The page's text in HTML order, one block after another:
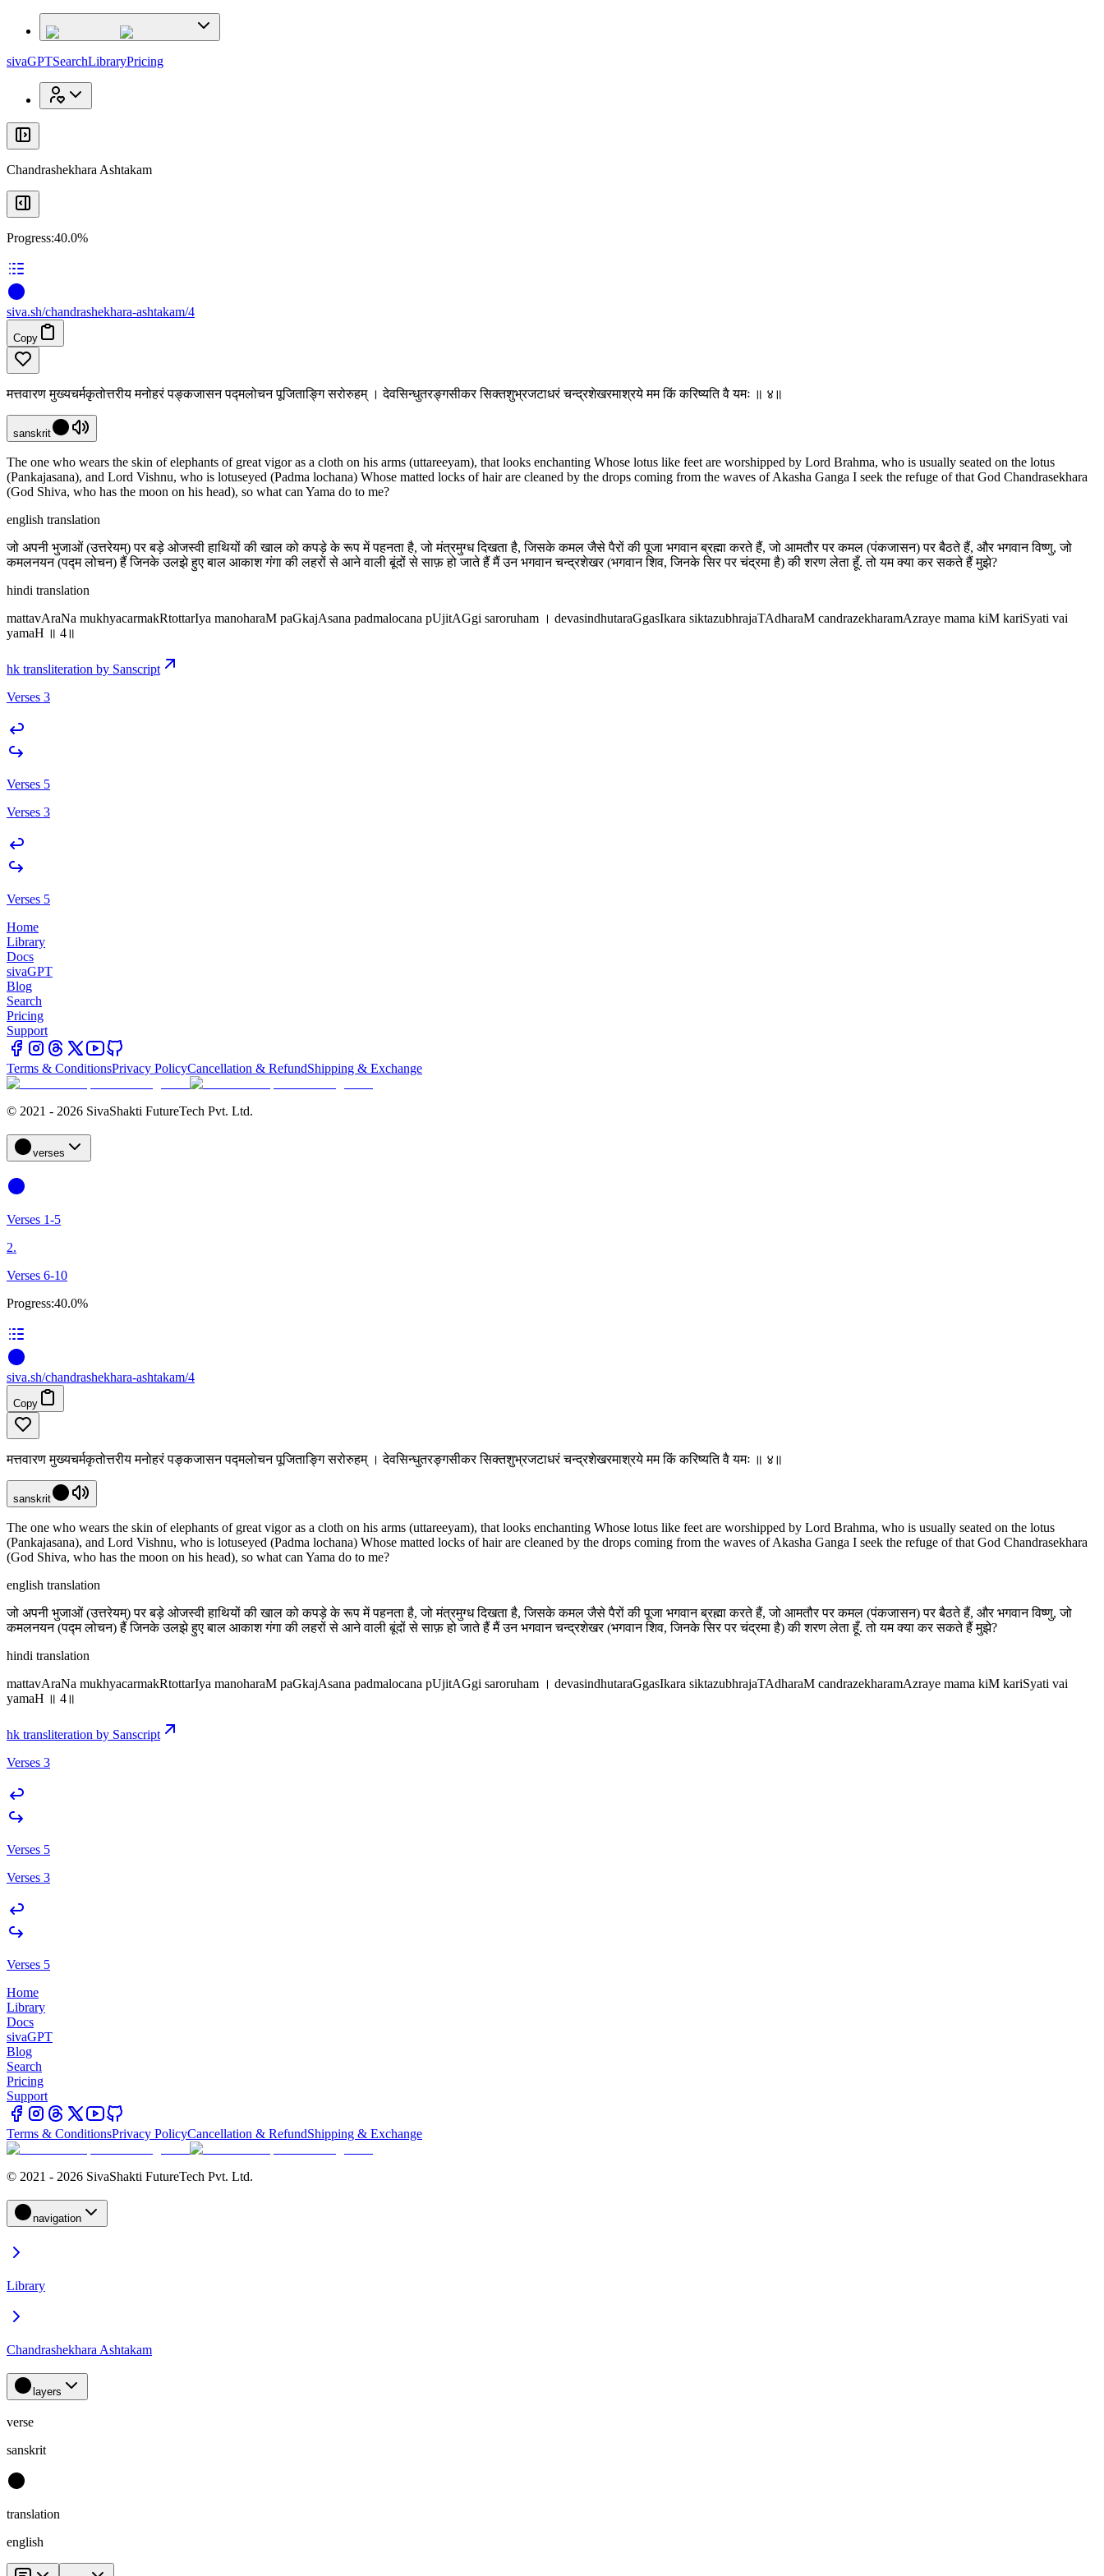
sivaGPTSearchLibraryPricing
Chandrashekhara Ashtakam
Progress:40.0%
siva.sh/chandrashekhara-ashtakam/4
Copy
मत्तवारण मुख्यचर्मकृतोत्तरीय मनोहरं पङ्कजासन पद्मलोचन पूजिताङ्गि सरोरुहम् । देवसिन्धुतरङ्गसीकर सिक्तशुभ्रजटाधरं चन्द्रशेखरमाश्रये मम किं करिष्यति वै यमः ॥ ४॥
sanskrit
The one who wears the skin of elephants of great vigor as a cloth on his arms (uttareeyam), that looks enchanting Whose lotus like feet are worshipped by Lord Brahma, who is usually seated on the lotus
(Pankajasana), and Lord Vishnu, who is lotuseyed (Padma lochana) Whose matted locks of hair are cleaned by the drops coming from the waves of Akasha Ganga I seek the refuge of that God Chandrasekhara
(God Shiva, who has the moon on his head), so what can Yama do to me?
english translation
जो अपनी भुजाओं (उत्तरेयम्) पर बड़े ओजस्वी हाथियों की खाल को कपड़े के रूप में पहनता है, जो मंत्रमुग्ध दिखता है, जिसके कमल जैसे पैरों की पूजा भगवान ब्रह्मा करते हैं, जो आमतौर पर कमल (पंकजासन) पर बैठते हैं, और भगवान विष्णु, जो
कमलनयन (पद्म लोचन) हैं जिनके उलझे हुए बाल आकाश गंगा की लहरों से आने वाली बूंदों से साफ़ हो जाते हैं मैं उन भगवान चन्द्रशेखर (भगवान शिव, जिनके सिर पर चंद्रमा है) की शरण लेता हूँ. तो यम क्या कर सकते हैं मुझे?
hindi translation
mattavAraNa mukhyacarmakRtottarIya manoharaM paGkajAsana padmalocana pUjitAGgi saroruham । devasindhutaraGgasIkara siktazubhrajaTAdharaM candrazekharamAzraye mama kiM kariSyati vai
yamaH ॥ 4॥
hk transliteration by Sanscript
Verses 3
Verses 5
Verses 3
Verses 5
Home
Library
Docs
sivaGPT
Blog
Search
Pricing
Support
Terms & ConditionsPrivacy PolicyCancellation & RefundShipping & Exchange
© 2021 - 2026 SivaShakti FutureTech Pvt. Ltd.
verses
Verses 1-5
2.
Verses 6-10
Progress:40.0%
siva.sh/chandrashekhara-ashtakam/4
Copy
मत्तवारण मुख्यचर्मकृतोत्तरीय मनोहरं पङ्कजासन पद्मलोचन पूजिताङ्गि सरोरुहम् । देवसिन्धुतरङ्गसीकर सिक्तशुभ्रजटाधरं चन्द्रशेखरमाश्रये मम किं करिष्यति वै यमः ॥ ४॥
sanskrit
The one who wears the skin of elephants of great vigor as a cloth on his arms (uttareeyam), that looks enchanting Whose lotus like feet are worshipped by Lord Brahma, who is usually seated on the lotus
(Pankajasana), and Lord Vishnu, who is lotuseyed (Padma lochana) Whose matted locks of hair are cleaned by the drops coming from the waves of Akasha Ganga I seek the refuge of that God Chandrasekhara
(God Shiva, who has the moon on his head), so what can Yama do to me?
english translation
जो अपनी भुजाओं (उत्तरेयम्) पर बड़े ओजस्वी हाथियों की खाल को कपड़े के रूप में पहनता है, जो मंत्रमुग्ध दिखता है, जिसके कमल जैसे पैरों की पूजा भगवान ब्रह्मा करते हैं, जो आमतौर पर कमल (पंकजासन) पर बैठते हैं, और भगवान विष्णु, जो
कमलनयन (पद्म लोचन) हैं जिनके उलझे हुए बाल आकाश गंगा की लहरों से आने वाली बूंदों से साफ़ हो जाते हैं मैं उन भगवान चन्द्रशेखर (भगवान शिव, जिनके सिर पर चंद्रमा है) की शरण लेता हूँ. तो यम क्या कर सकते हैं मुझे?
hindi translation
mattavAraNa mukhyacarmakRtottarIya manoharaM paGkajAsana padmalocana pUjitAGgi saroruham । devasindhutaraGgasIkara siktazubhrajaTAdharaM candrazekharamAzraye mama kiM kariSyati vai
yamaH ॥ 4॥
hk transliteration by Sanscript
Verses 3
Verses 5
Verses 3
Verses 5
Home
Library
Docs
sivaGPT
Blog
Search
Pricing
Support
Terms & ConditionsPrivacy PolicyCancellation & RefundShipping & Exchange
© 2021 - 2026 SivaShakti FutureTech Pvt. Ltd.
navigation
Library
Chandrashekhara Ashtakam
layers
verse
sanskrit
translation
english